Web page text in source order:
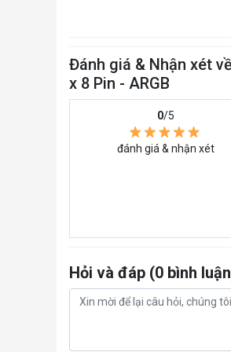
Đánh giá & Nhận xét
x 8 Pin - ARGB
0/5
đánh giá & nhận xét
Hỏi và đáp (0 bình